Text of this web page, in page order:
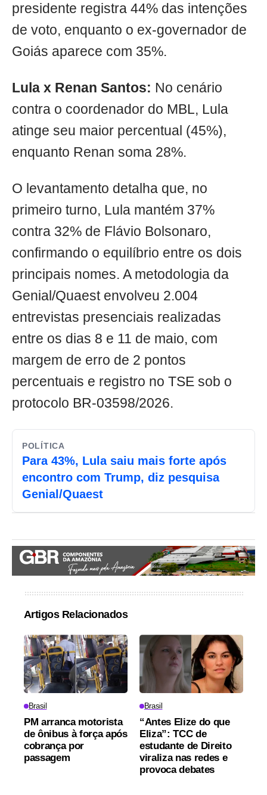
presidente registra 44% das intenções
de voto, enquanto o ex-governador de
Goiás aparece com 35%.
Lula x Renan Santos: No cenário
contra o coordenador do MBL, Lula
atinge seu maior percentual (45%),
enquanto Renan soma 28%.
O levantamento detalha que, no
primeiro turno, Lula mantém 37%
contra 32% de Flávio Bolsonaro,
confirmando o equilíbrio entre os dois
principais nomes. A metodologia da
Genial/Quaest envolveu 2.004
entrevistas presenciais realizadas
entre os dias 8 e 11 de maio, com
margem de erro de 2 pontos
percentuais e registro no TSE sob o
protocolo BR-03598/2026.
POLÍTICA
Para 43%, Lula saiu mais forte após
encontro com Trump, diz pesquisa
Genial/Quaest
Artigos Relacionados
Brasil
PM arranca motorista
de ônibus à força após
cobrança por
passagem
Brasil
“Antes Elize do que
Eliza”: TCC de
estudante de Direito
viraliza nas redes e
provoca debates